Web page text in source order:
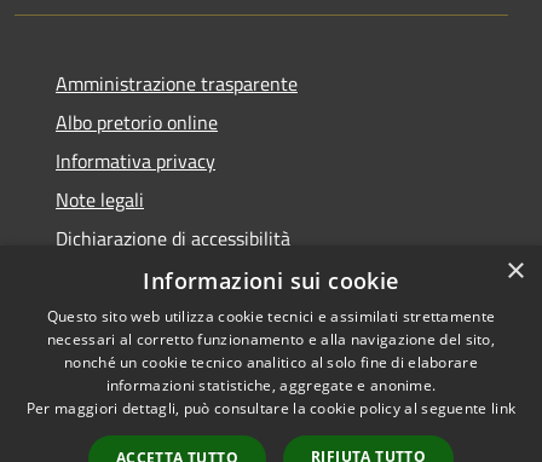
Amministrazione trasparente
Albo pretorio online
Informativa privacy
Note legali
Dichiarazione di accessibilità
Accessibilità
Privacy
Copyright © 2026 • Comune di
Cerro al Lambro • Powered by
Municipium•Accesso
redazione
×
Informazioni sui cookie
Questo sito web utilizza cookie tecnici e assimilati strettamente
necessari al corretto funzionamento e alla navigazione del sito,
nonché un cookie tecnico analitico al solo fine di elaborare
informazioni statistiche, aggregate e anonime.
Per maggiori dettagli, può consultare la cookie policy al seguente link
ACCETTA TUTTO RIFIUTA TUTTO